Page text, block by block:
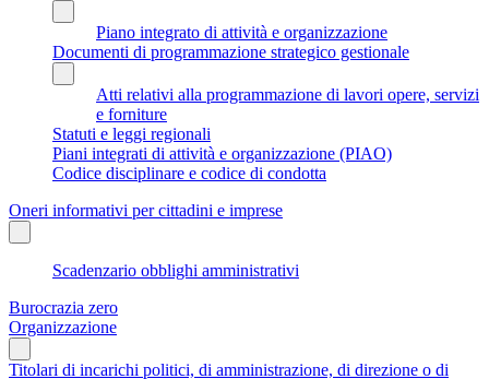
Piano integrato di attività e organizzazione
Documenti di programmazione strategico gestionale
Atti relativi alla programmazione di lavori opere, servizi
e forniture
Statuti e leggi regionali
Piani integrati di attività e organizzazione (PIAO)
Codice disciplinare e codice di condotta
Oneri informativi per cittadini e imprese
Scadenzario obblighi amministrativi
Burocrazia zero
Organizzazione
Titolari di incarichi politici, di amministrazione, di direzione o di